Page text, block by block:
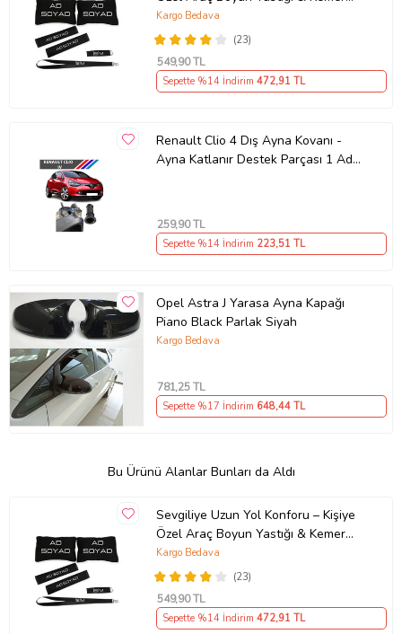
Pedi Hediye Seti
(23)
Kargo Bedava
549,90 TL
Sepette %14 İndirim 472,91 TL
Renault Clio 4 Dış Ayna Kovanı -
Ayna Katlanır Destek Parçası 1 Adet
259,90 TL
Sepette %14 İndirim 223,51 TL
Opel Astra J Yarasa Ayna Kapağı
Piano Black Parlak Siyah
Kargo Bedava
781,25 TL
Sepette %17 İndirim 648,44 TL
Bu Ürünü Alanlar Bunları da Aldı
Sevgiliye Uzun Yol Konforu – Kişiye
Özel Araç Boyun Yastığı & Kemer
Pedi Hediye Seti
(23)
Kargo Bedava
549,90 TL
Sepette %14 İndirim 472,91 TL